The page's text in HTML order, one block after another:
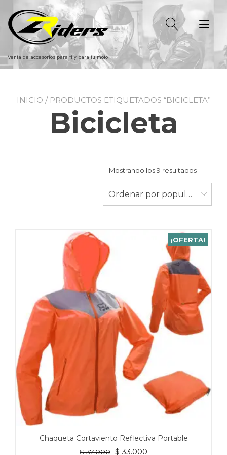
contenido
Venta de accesorios para ti y para tu moto
INICIO / PRODUCTOS ETIQUETADOS “BICICLETA”
Bicicleta
Mostrando los 9 resultados
Ordenar por popularidad
¡OFERTA!
Chaqueta Cortaviento Reflectiva Portable
$37.000 El
$ 33.000